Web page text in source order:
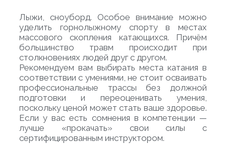
Лыжи, сноуборд. Особое внимание можно
уделить горнолыжному спорту в местах
массового скопления катающихся. Причём
большинство травм происходит при
столкновениях людей друг с другом.
Рекомендуем вам выбирать места катания в
соответствии с умениями, не стоит осваивать
профессиональные трассы без должной
подготовки и переоценивать умения,
поскольку ценой может стать ваше здоровье.
Если у вас есть сомнения в компетенции —
лучше «прокачать» свои силы с
сертифицированным инструктором.